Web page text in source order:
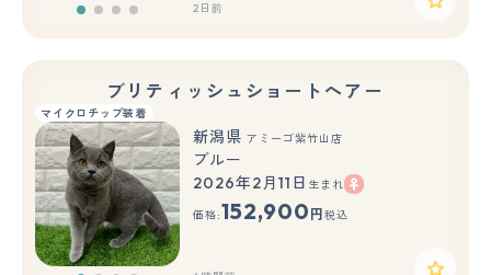
2日前
ブリティッシュショートヘアー
マイクロチップ装着
新潟県 アミーゴ紫竹山店
ブルー
2026年2月11日 生まれ
価格:152,900 円 税込